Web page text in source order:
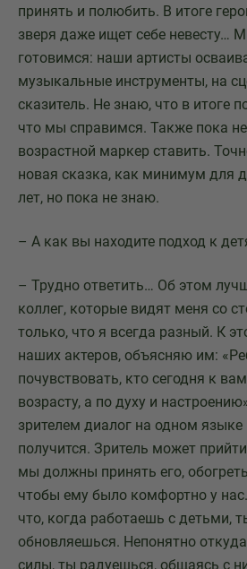
принять и полюбить. В итоге
зверя даже ищет себе невесту…
готовимся: наши артисты
музыкальные инструменты, на
сказитель. Не знаю, что в итоге
что мы справимся. Также пока
возрастной маркер ставить.
новая сказка, как минимум для
лет, но пока не знаю.
– А как вы находите подход к
– Трудно ответить… Об этом
коллег, которые видят меня со
только, что я всегда разный. К
наших актеров, объясняю им:
почувствовать, кто сегодня к
возрасту, а по духу и
зрителем диалог на одном
получится. Зритель может
мы должны принять его,
чтобы ему было комфортно у
что, когда работаешь с детьми,
обновляешься. Непонятно
силы, ты радуешься, общаясь с